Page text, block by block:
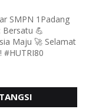
SMPN 1Padang
Bersatu 💪
Maju 🚀 Selamat
#HUTRI80